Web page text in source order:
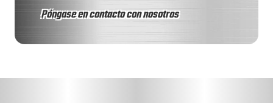
Póngase en contacto con nosotros